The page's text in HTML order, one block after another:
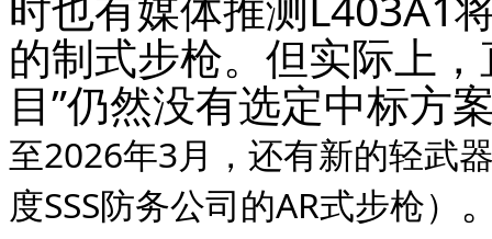
的制式步枪。但实际上
目”仍然没有选定中标方
至2026年3月，还有新的轻
度SSS防务公司的AR式步枪）